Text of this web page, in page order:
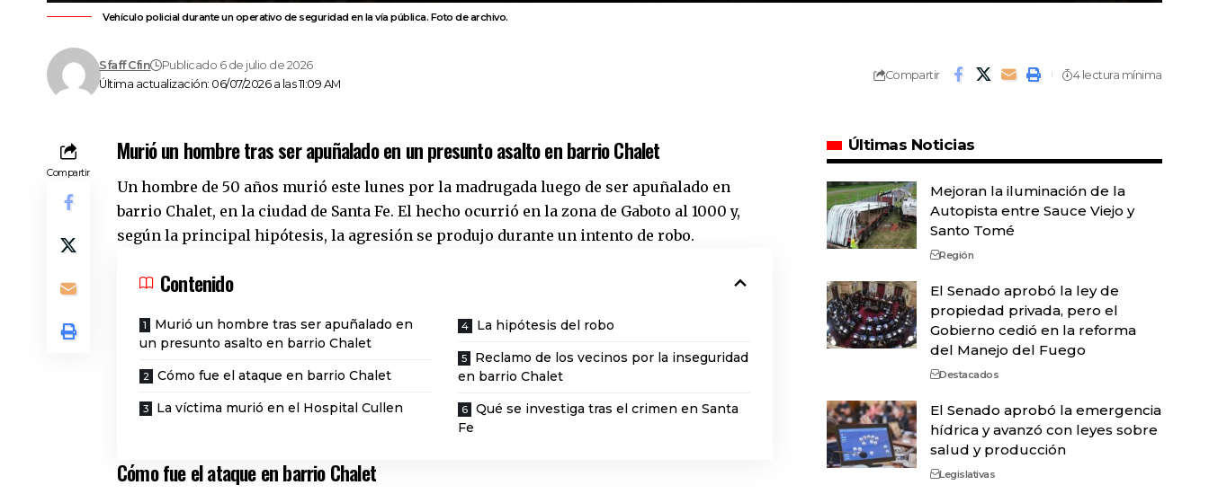
Vehículo policial durante un operativo de seguridad en la vía pública. Foto de archivo.
Última actualización: 06/07/2026 a las 11:09 AM
Sfaff Cfin Publicado 6 de julio de 2026
Compartir 4 lectura mínima
Compartir
Murió un hombre tras ser apuñalado en un presunto asalto en barrio Chalet
Un hombre de 50 años murió este lunes por la madrugada luego de ser apuñalado en
barrio Chalet, en la ciudad de Santa Fe. El hecho ocurrió en la zona de Gaboto al 1000 y,
según la principal hipótesis, la agresión se produjo durante un intento de robo.
Contenido
Murió un hombre tras ser apuñalado en
un presunto asalto en barrio Chalet
Cómo fue el ataque en barrio Chalet
La víctima murió en el Hospital Cullen
La hipótesis del robo
Reclamo de los vecinos por la inseguridad
en barrio Chalet
Qué se investiga tras el crimen en Santa
Fe
Cómo fue el ataque en barrio Chalet
Últimas Noticias
Mejoran la iluminación de la
Autopista entre Sauce Viejo y
Santo Tomé
Región
El Senado aprobó la ley de
propiedad privada, pero el
Gobierno cedió en la reforma
del Manejo del Fuego
Destacados
El Senado aprobó la emergencia
hídrica y avanzó con leyes sobre
salud y producción
Legislativas